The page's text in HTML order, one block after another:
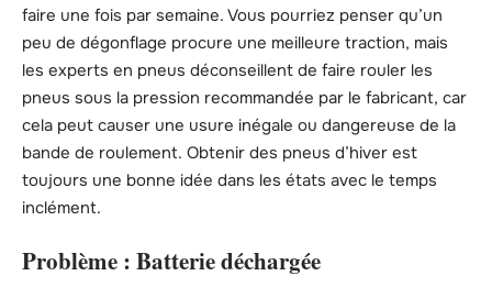
faire une fois par semaine. Vous pourriez penser qu’un
peu de dégonflage procure une meilleure traction, mais
les experts en pneus déconseillent de faire rouler les
pneus sous la pression recommandée par le fabricant, car
cela peut causer une usure inégale ou dangereuse de la
bande de roulement. Obtenir des pneus d’hiver est
toujours une bonne idée dans les états avec le temps
inclément.
Problème : Batterie déchargée